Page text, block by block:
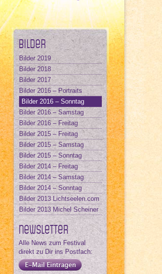
Bilder
Bilder 2019
Bilder 2018
Bilder 2017
Bilder 2016 – Portraits
Bilder 2016 – Sonntag
Bilder 2016 – Samstag
Bilder 2016 – Freitag
Bilder 2015 – Freitag
Bilder 2015 – Samstag
Bilder 2015 – Sonntag
Bilder 2014 – Freitag
Bilder 2014 – Samstag
Bilder 2014 – Sonntag
Bilder 2013 Lichtseelen.com
Bilder 2013 Michel Scheiner
Newsletter
Alle News zum Festival
direkt zu Dir ins Postfach: